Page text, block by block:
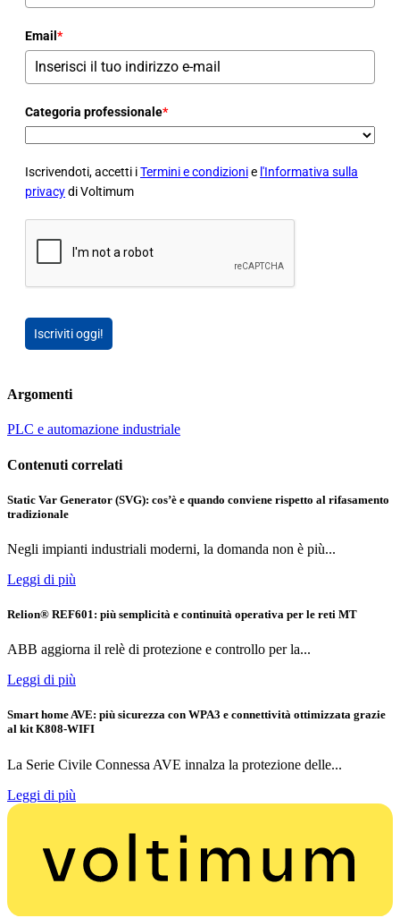
Email *
Categoria professionale*
Iscrivendoti, accetti iTermini e condizionie l'Informativa sulla
privacydi Voltimum
Iscriviti oggi!
Argomenti
PLC e automazione industriale
Contenuti correlati
Static Var Generator (SVG): cos’è e quando conviene rispetto al rifasamento
tradizionale
Negli impianti industriali moderni, la domanda non è più...
Leggi di più
Relion® REF601: più semplicità e continuità operativa per le reti MT
ABB aggiorna il relè di protezione e controllo per la...
Leggi di più
Smart home AVE: più sicurezza con WPA3 e connettività ottimizzata grazie
al kit K808-WIFI
La Serie Civile Connessa AVE innalza la protezione delle...
Leggi di più